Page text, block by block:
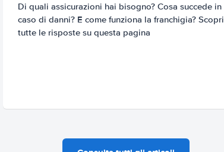
Di quali assicurazioni hai bisogno? Cosa succede in
caso di danni? E come funziona la franchigia? Scopri
tutte le risposte su questa pagina